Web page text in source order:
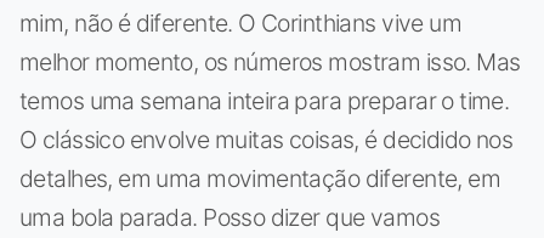
mim, não é diferente. O Corinthians vive um
melhor momento, os números mostram isso. Mas
temos uma semana inteira para preparar o time.
O clássico envolve muitas coisas, é decidido nos
detalhes, em uma movimentação diferente, em
uma bola parada. Posso dizer que vamos